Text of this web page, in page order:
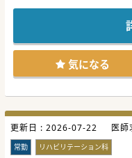
ランスを
充実させたい先生にオ
すぐ近くに琵琶湖や山
はオフの充実も
期待できそうです。（
を利用頂くこともできま
「慢性期の患者様に寄
合わせをお待ちしてお
#秋入職可
気になる
更新日 : 2026-07-22 医
常勤 リハビリテーション科